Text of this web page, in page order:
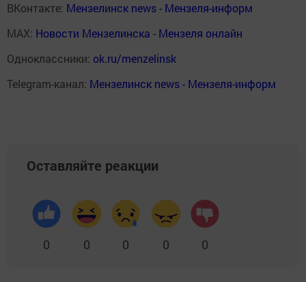
ВКонтакте: Мензелинск news - Мензеля-информ
MAX: Новости Мензелинска - Мензеля онлайн
Одноклассники: ok.ru/menzelinsk
Telegram-канал: Мензелинск news - Мензеля-информ
Оставляйте реакции
0 0 0 0 0